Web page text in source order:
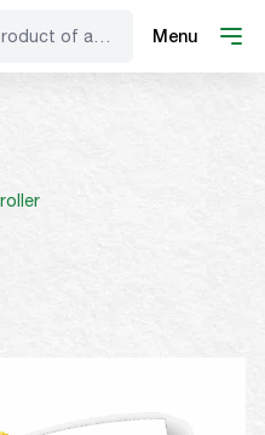
of advies Menu